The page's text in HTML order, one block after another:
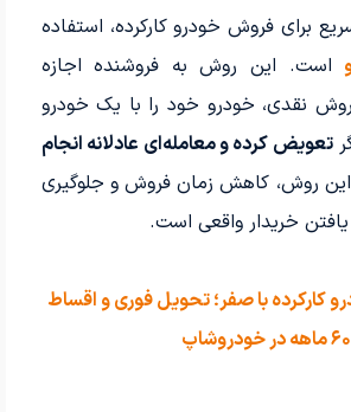
برای فروش خودرو کارکرده، استفاده
است. این روش به فروشنده اجازه
نقدی، خودرو خود را با یک خودرو
تعویض کرده و معامله‌ای عادلانه انجام
روش، کاهش زمان فروش و جلوگیری
یافتن خریدار واقعی است.
کارکرده با صفر؛ تحویل فوری و اقساط
۶۰ ماهه در خودروشاپ